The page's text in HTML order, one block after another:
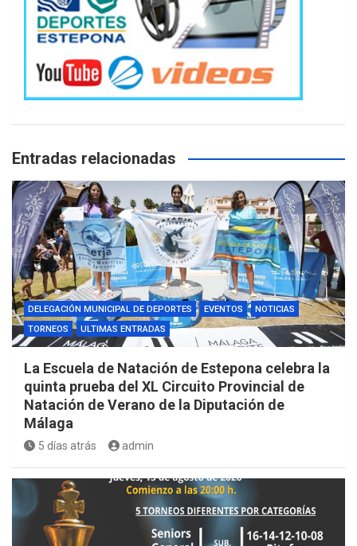
Entradas relacionadas
DELEGACIÓN MUNICIPAL DE DEPORTES EVENTOS
NOTICIAS
TORNEOS
ULTIMAS ENTRADAS
La Escuela de Natación de Estepona celebra la
quinta prueba del XL Circuito Provincial de
Natación de Verano de la Diputación de
Málaga
5 días atrás admin